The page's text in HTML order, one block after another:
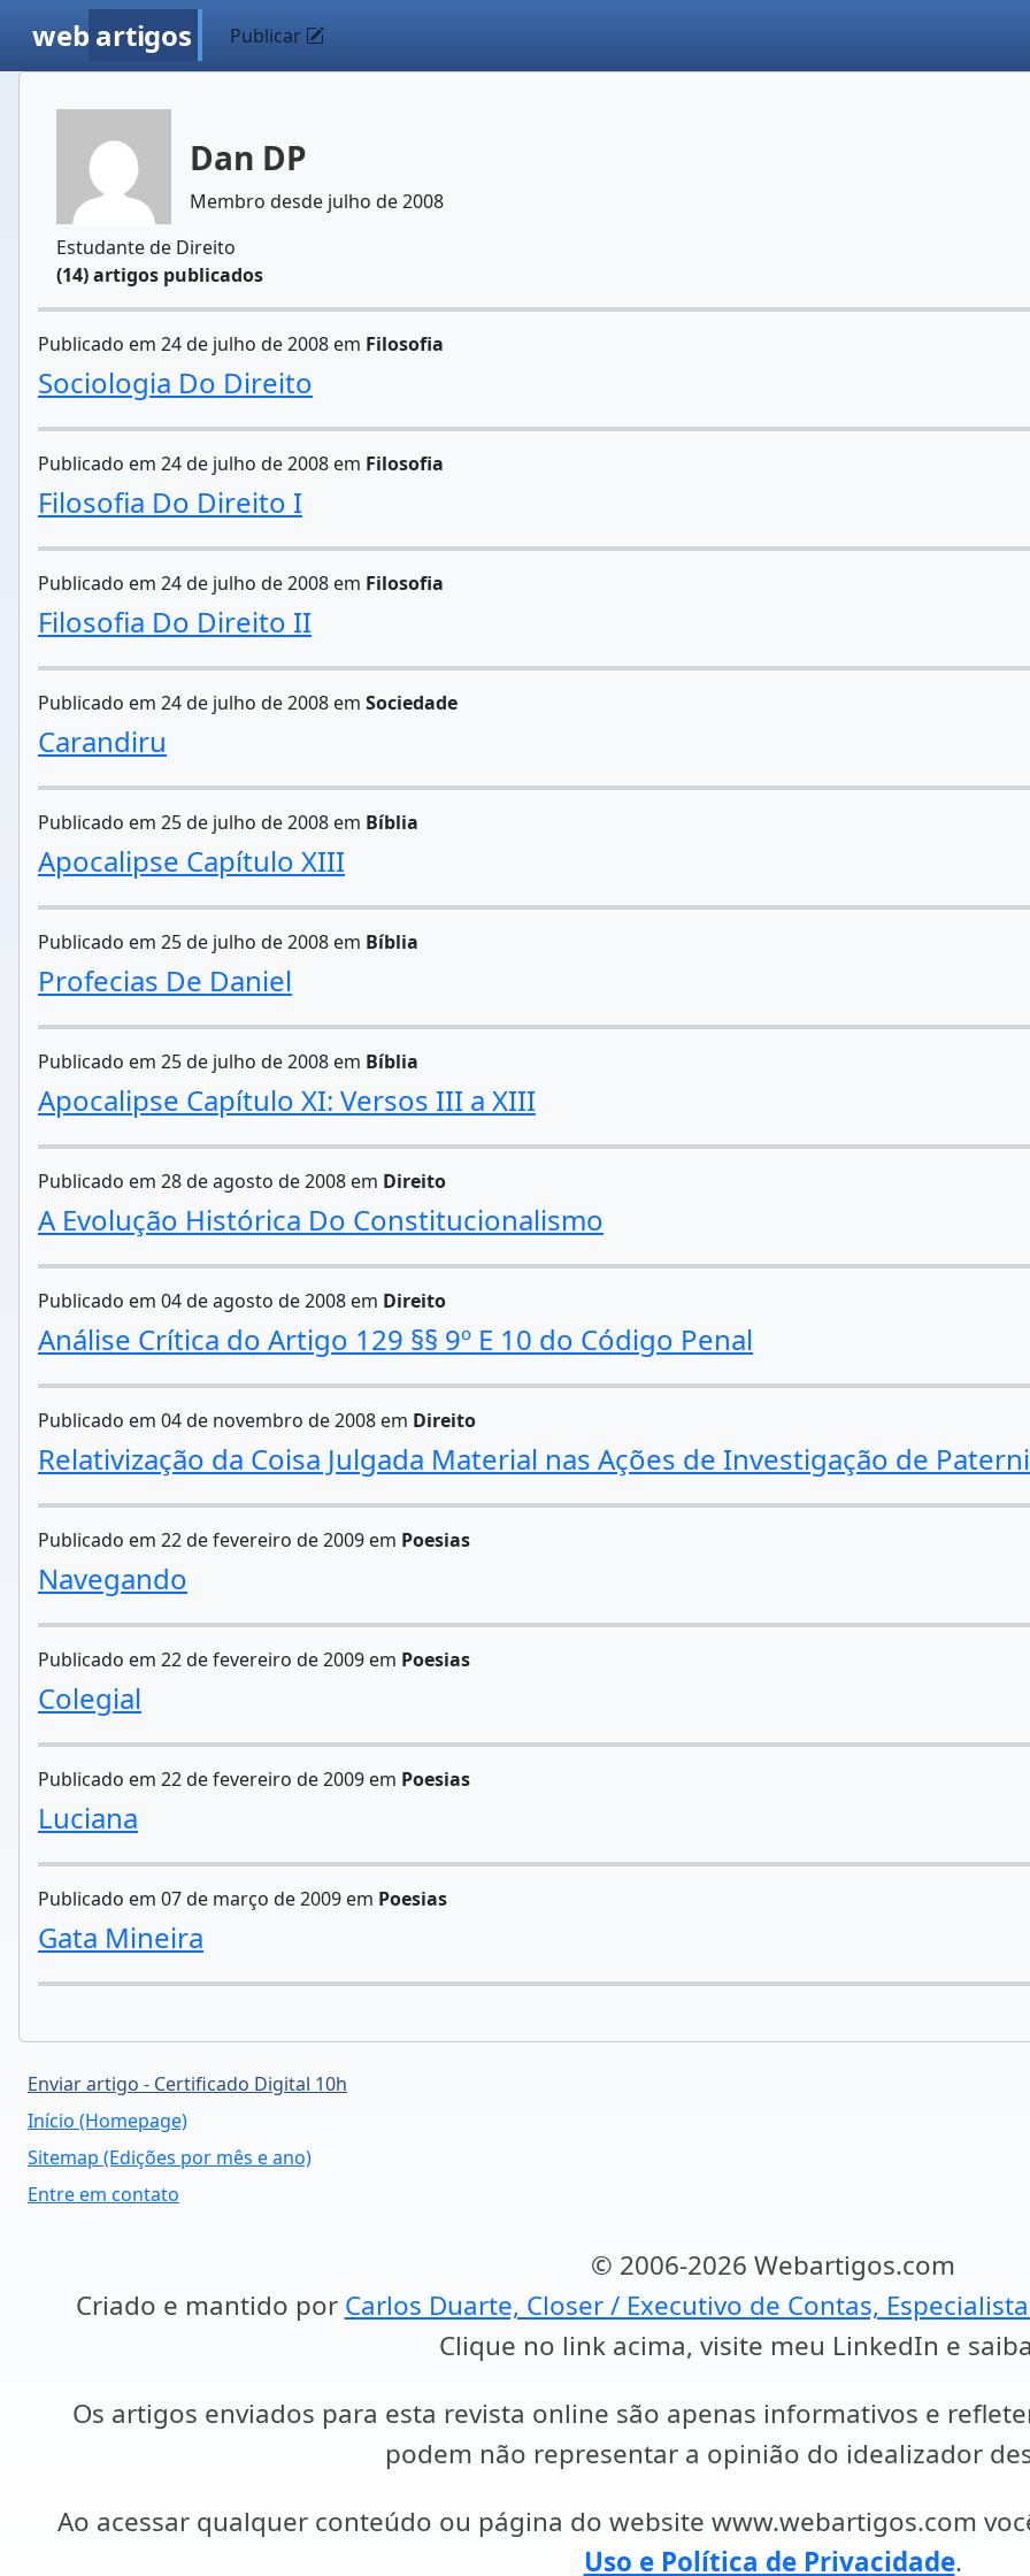
web artigos Publicar
Dan DP
Membro desde julho de 2008
Estudante de Direito
(14) artigos publicados
Publicado em 24 de julho de 2008 em Filosofia
Sociologia Do Direito
Publicado em 24 de julho de 2008 em Filosofia
Filosofia Do Direito I
Publicado em 24 de julho de 2008 em Filosofia
Filosofia Do Direito II
Publicado em 24 de julho de 2008 em Sociedade
Carandiru
Publicado em 25 de julho de 2008 em Bíblia
Apocalipse Capítulo XIII
Publicado em 25 de julho de 2008 em Bíblia
Profecias De Daniel
Publicado em 25 de julho de 2008 em Bíblia
Apocalipse Capítulo XI: Versos III a XIII
Publicado em 28 de agosto de 2008 em Direito
A Evolução Histórica Do Constitucionalismo
Publicado em 04 de agosto de 2008 em Direito
Análise Crítica do Artigo 129 §§ 9º E 10 do Código Penal
Publicado em 04 de novembro de 2008 em Direito
Relativização da Coisa Julgada Material nas Ações de Investigação de
Publicado em 22 de fevereiro de 2009 em Poesias
Navegando
Publicado em 22 de fevereiro de 2009 em Poesias
Colegial
Publicado em 22 de fevereiro de 2009 em Poesias
Luciana
Publicado em 07 de março de 2009 em Poesias
Gata Mineira
Enviar artigo - Certificado Digital 10h
Início (Homepage)
Sitemap (Edições por mês e ano)
Entre em contato
© 2006-2026 Webartigos.com
Criado e mantido por Carlos Duarte, Closer / Executivo de Contas,
Clique no link acima, visite meu LinkedIn e
Os artigos enviados para esta revista online são apenas informativos e
podem não representar a opinião do idealizador
Ao acessar qualquer conteúdo ou página do website www.webartigos.com
Uso e Política de Privacidade.